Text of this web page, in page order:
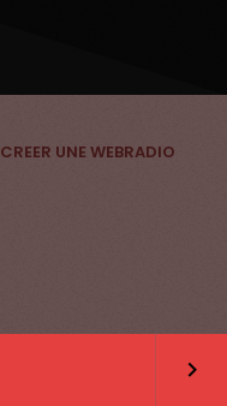
keyboard_arrow_right
CREER UNE WEBRADIO